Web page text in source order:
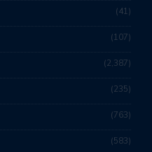
41
107
2,387
235
763
583